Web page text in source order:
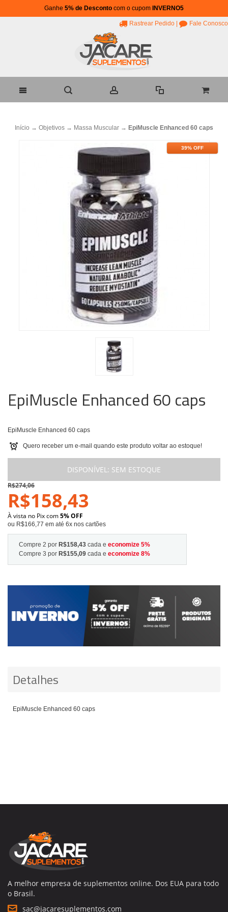
Ganhe 5% de Desconto com o cupom INVERNO5
Rastrear Pedido Fale Conosco
Início → Objetivos → Massa Muscular → EpiMuscle Enhanced 60 caps
39% OFF
EpiMuscle Enhanced 60 caps
EpiMuscle Enhanced 60 caps
Quero receber um e-mail quando este produto voltar ao estoque!
DISPONÍVEL: SEM ESTOQUE
R$274,06
R$158,43
À vista no Pix com5% OFF
ou R$166,77 em até 6x nos cartões
Compre 2 por R$158,43 cada e economize 5%
Compre 3 por R$155,09 cada e economize 8%
Detalhes
EpiMuscle Enhanced 60 caps
A melhor empresa de suplementos online. Dos EUA para todo
o Brasil.
sac@jacaresuplementos.com